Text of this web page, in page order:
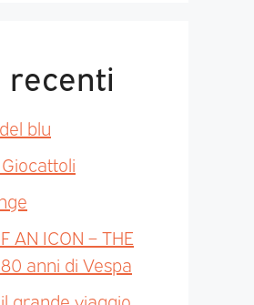
blu
AN ICON – THE
80 anni di Vespa
grande viaggio